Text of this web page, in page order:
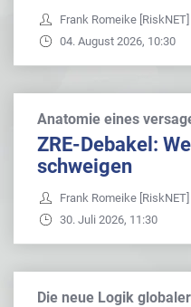
Frank Romeike [RiskNET]
04. August 2026, 10:30
Anatomie eines
ZRE-Debakel:
schweigen
Frank Romeike [RiskNET]
30. Juli 2026, 11:30
Die neue Logik